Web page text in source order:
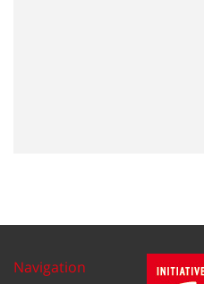
Navigation